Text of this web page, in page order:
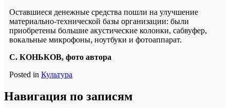
Оставшиеся денежные средства пошли на улучшение
материально-технической базы организации: были
приобретены большие акустические колонки, сабвуфер,
вокальные микрофоны, ноутбуки и фотоаппарат.
С. КОНЬКОВ, фото автора
Posted in Культура
Навигация по записям